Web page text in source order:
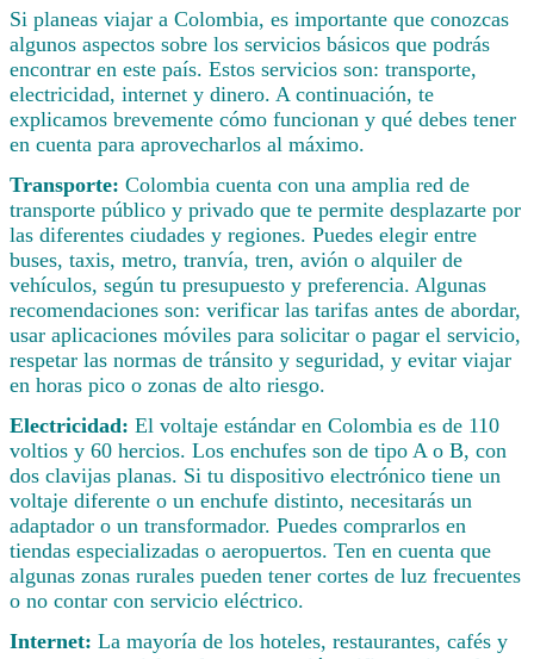
Si planeas viajar a Colombia, es importante que conozcas
algunos aspectos sobre los servicios básicos que podrás
encontrar en este país. Estos servicios son: transporte,
electricidad, internet y dinero. A continuación, te
explicamos brevemente cómo funcionan y qué debes tener
en cuenta para aprovecharlos al máximo.
Transporte: Colombia cuenta con una amplia red de
transporte público y privado que te permite desplazarte por
las diferentes ciudades y regiones. Puedes elegir entre
buses, taxis, metro, tranvía, tren, avión o alquiler de
vehículos, según tu presupuesto y preferencia. Algunas
recomendaciones son: verificar las tarifas antes de abordar,
usar aplicaciones móviles para solicitar o pagar el servicio,
respetar las normas de tránsito y seguridad, y evitar viajar
en horas pico o zonas de alto riesgo.
Electricidad: El voltaje estándar en Colombia es de 110
voltios y 60 hercios. Los enchufes son de tipo A o B, con
dos clavijas planas. Si tu dispositivo electrónico tiene un
voltaje diferente o un enchufe distinto, necesitarás un
adaptador o un transformador. Puedes comprarlos en
tiendas especializadas o aeropuertos. Ten en cuenta que
algunas zonas rurales pueden tener cortes de luz frecuentes
o no contar con servicio eléctrico.
Internet: La mayoría de los hoteles, restaurantes, cafés y